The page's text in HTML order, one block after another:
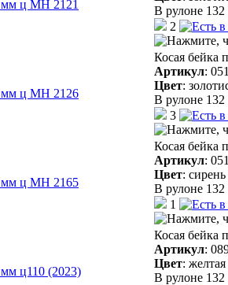
В рулоне
2
Косая бейка
Артикул:
Цвет:
В рулоне
3
Косая бейка
Артикул:
Цвет: сирень
В рулоне
1
Косая бейка
Артикул:
Цвет: желтая
В рулоне